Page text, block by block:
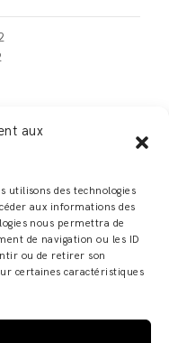
aux
utilisons des technologies
aux informations des
nous permettra de
de navigation ou les ID
ou de retirer son
certaines caractéristiques
un